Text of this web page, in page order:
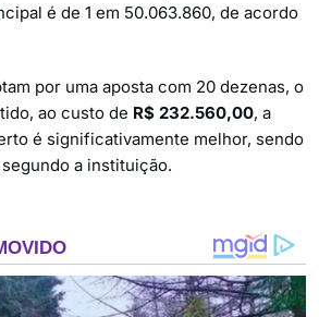
é de 1 em 50.063.860, de acordo
por uma aposta com 20 dezenas, o
ao custo de R$ 232.560,00, a
é significativamente melhor, sendo
segundo a instituição.